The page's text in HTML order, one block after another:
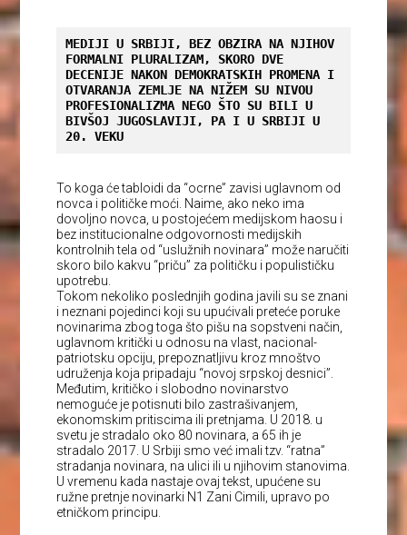
MEDIJI U SRBIJI, BEZ OBZIRA NA NJIHOV
FORMALNI PLURALIZAM, SKORO DVE
DECENIJE NAKON DEMOKRATSKIH PROMENA I
OTVARANJA ZEMLJE NA NIŽEM SU NIVOU
PROFESIONALIZMA NEGO ŠTO SU BILI U
BIVŠOJ JUGOSLAVIJI, PA I U SRBIJI U
20. VEKU
To koga će tabloidi da “ocrne” zavisi uglavnom od
novca i političke moći. Naime, ako neko ima
dovoljno novca, u postojećem medijskom haosu i
bez institucionalne odgovornosti medijskih
kontrolnih tela od “uslužnih novinara” može naručiti
skoro bilo kakvu “priču” za političku i populističku
upotrebu.
Tokom nekoliko poslednjih godina javili su se znani
i neznani pojedinci koji su upućivali preteće poruke
novinarima zbog toga što pišu na sopstveni način,
uglavnom kritički u odnosu na vlast, nacional-
patriotsku opciju, prepoznatljivu kroz mnoštvo
udruženja koja pripadaju “novoj srpskoj desnici”.
Međutim, kritičko i slobodno novinarstvo
nemoguće je potisnuti bilo zastrašivanjem,
ekonomskim pritiscima ili pretnjama. U 2018. u
svetu je stradalo oko 80 novinara, a 65 ih je
stradalo 2017. U Srbiji smo već imali tzv. “ratna”
stradanja novinara, na ulici ili u njihovim stanovima.
U vremenu kada nastaje ovaj tekst, upućene su
ružne pretnje novinarki N1 Zani Cimili, upravo po
etničkom principu.